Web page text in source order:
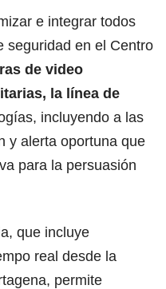
e integrar todos
seguridad en el Centro
de video
la línea de
incluyendo a las
y alerta oportuna que
para la persuasión
que incluye
real desde la
permite